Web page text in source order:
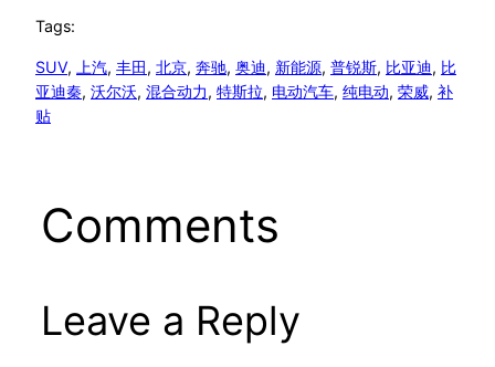
Tags:
SUV, 上汽, 丰田, 北京, 奔驰, 奥迪, 新能源, 普锐斯, 比亚迪, 比
亚迪秦, 沃尔沃, 混合动力, 特斯拉, 电动汽车, 纯电动, 荣威, 补
贴
Comments
Leave a Reply